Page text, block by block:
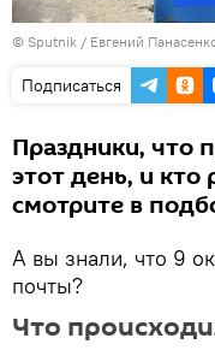
© Sputnik / Евгений
Подписаться
Праздники, что
этот день, и кто
смотрите в
А вы знали, что 9
почты?
Что